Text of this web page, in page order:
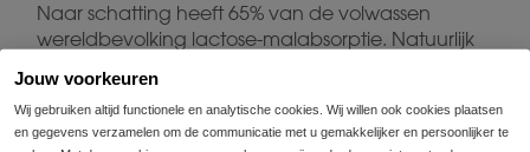
Jouw voorkeuren
Wij gebruiken altijd functionele en analytische cookies. Wij willen ook cookies plaatsen
en gegevens verzamelen om de communicatie met u gemakkelijker en persoonlijker te
Naar schatting heeft 65% van de volwassen
wereldbevolking lactose-malabsorptie. Natuurlijk
daadwerkelijk iets van.